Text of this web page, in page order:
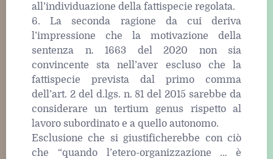
all’individuazione della fattispecie regolata.
6. La seconda ragione da cui deriva
l’impressione che la motivazione della
sentenza n. 1663 del 2020 non sia
convincente sta nell’aver escluso che la
fattispecie prevista dal primo comma
dell’art. 2 del d.lgs. n. 81 del 2015 sarebbe da
considerare un tertium genus rispetto al
lavoro subordinato e a quello autonomo.
Esclusione che si giustificherebbe con ciò
che “quando l’etero-organizzazione … è